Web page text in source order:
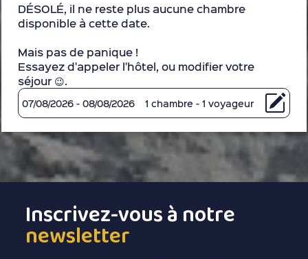
DÉSOLÉ, il ne reste plus aucune chambre
disponible à cette date.
Mais pas de panique !
Essayez d'appeler l'hôtel, ou modifier votre
séjour 😉.
07/08/2026 - 08/08/2026 1 chambre - 1 voyageur
Inscrivez-vous à notre
newsletter